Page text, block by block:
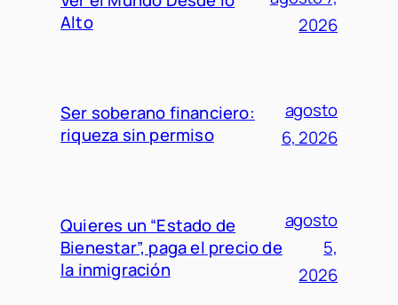
Alto
2026
Ser soberano financiero:
riqueza sin permiso
agosto
6, 2026
Quieres un “Estado de
Bienestar”, paga el precio de
la inmigración
agosto
5,
2026